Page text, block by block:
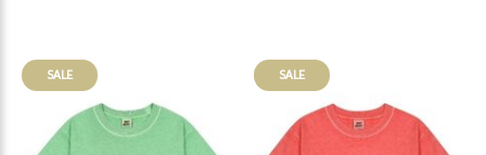
SALE SALE